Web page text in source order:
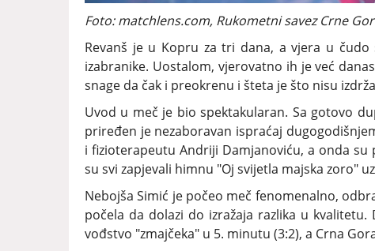
Foto: matchlens.com, Rukometni savez Crne
Revanš je u Kopru za tri dana, a vjera u
izabranike. Uostalom, vjerovatno ih je već
snage da čak i preokrenu i šteta je što nisu
Uvod u meč je bio spektakularan. Sa gotovo
priređen je nezaboravan ispraćaj
i fizioterapeutu Andriji Damjanoviću, a onda
su svi zapjevali himnu "Oj svijetla majska zoro"
Nebojša Simić je počeo meč fenomenalno,
počela da dolazi do izražaja razlika u
vođstvo "zmajčeka" u 5. minutu (3:2), a Crna